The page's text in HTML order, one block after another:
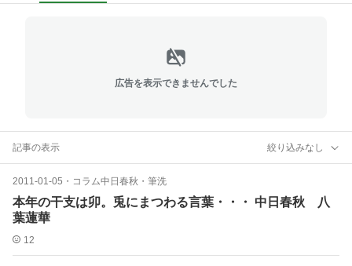
広告を表示できませんでした
記事の表示 絞り込みなし
2011-01-05 ・ コラム中日春秋・筆洗
本年の干支は卯。兎にまつわる言葉・・・ 中日春秋 八
葉蓮華
12